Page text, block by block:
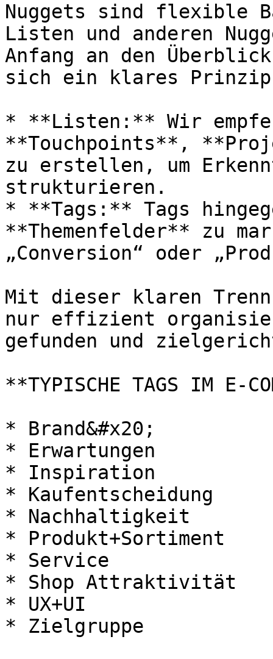
Nuggets sind flexible
Listen und anderen
Anfang an den
sich ein klares Prinzip
* **Listen:** Wir
**Touchpoints**,
zu erstellen, um
strukturieren.
* **Tags:** Tags
**Themenfelder** zu
„Conversion“ oder
Mit dieser klaren
nur effizient
gefunden und
**TYPISCHE TAGS IM E-
* Brand&#x20;
* Erwartungen
* Inspiration
* Kaufentscheidung
* Nachhaltigkeit
* Produkt+Sortiment
* Service
* Shop Attraktivität
* UX+UI